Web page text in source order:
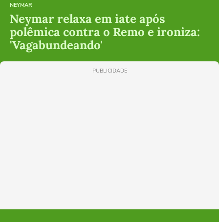
NEYMAR
Neymar relaxa em iate após
polêmica contra o Remo e ironiza:
'Vagabundeando'
PUBLICIDADE